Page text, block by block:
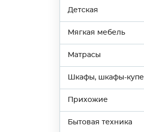
Детская
Мягкая мебель
Матрасы
Шкафы, шкафы-купе
Прихожие
Бытовая техника